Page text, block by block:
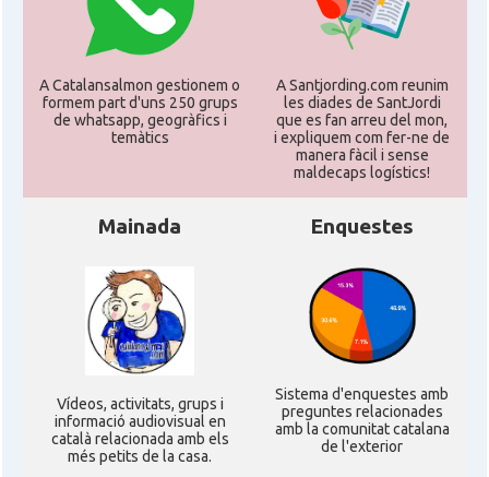
A Catalansalmon gestionem o
formem part d'uns 250 grups
de whatsapp, geogràfics i
temàtics
A Santjording.com reunim
les diades de SantJordi
que es fan arreu del mon,
i expliquem com fer-ne de
manera fàcil i sense
maldecaps logí­stics!
Mainada
Ví­deos, activitats, grups i
informació audiovisual en
català relacionada amb els
més petits de la casa.
Enquestes
Sistema d'enquestes amb
preguntes relacionades
amb la comunitat catalana
de l'exterior